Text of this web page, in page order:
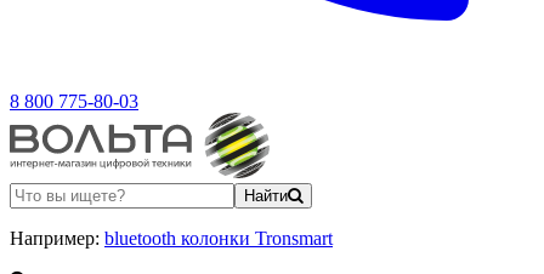
8 800 775-80-03
Найти
Например: bluetooth колонки Tronsmart